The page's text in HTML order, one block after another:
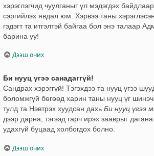
хэрэглэгчид чуулганыг үл мэдэгдэх
сэргийлэх явдал юм. Хэрвээ таны
гэдэгт та итгэлтэй байгаа бол энэ талаар
барина уу!
Дээш очих
Би нууц үгээ санадаггүй!
Сандрах хэрэггүй! Тэгэхдээ та нууц үгээ
боломжгүй бөгөөд харин таны нууц үг
тулд та Нэвтрэх хуудсан дахь Би нууц үгээ
дээр дарна, тэгээд гарч ирэх зааврыг
удахгүй буцаад холбогдох болно.
Дээш очих